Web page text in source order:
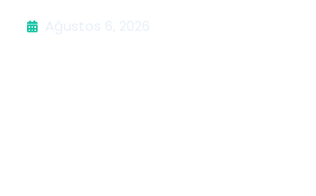
Ağustos 6, 2026